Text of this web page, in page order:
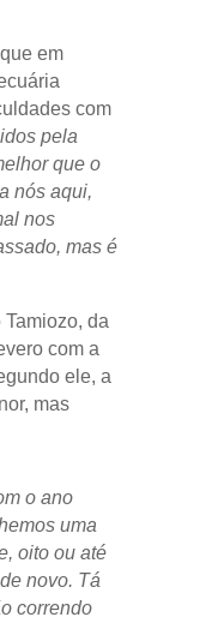
em
com
pela
que o
nós aqui,
nos
mas é
da
com a
ele, a
mas
o ano
uma
oito ou até
novo. Tá
correndo